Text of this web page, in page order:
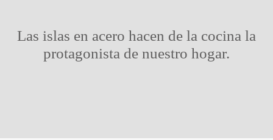
Las islas en acero hacen de la cocina la
protagonista de nuestro hogar.